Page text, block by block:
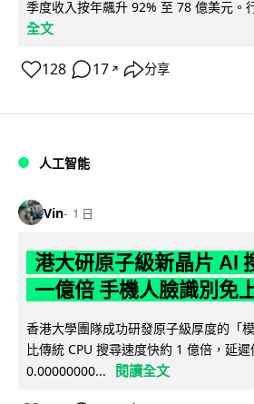
季度收入按年飆升 92% 至 78 億美元。
全文
128 17 ↗ 分享
人工智能
Vin 1 日
港大研原子級新晶片 AI
一億倍 手機人臉識別免
香港大學團隊成功研發原子級厚度的「
比傳統 CPU 搜尋速度快約 1 億倍，延
0.00000000...
閱讀全文